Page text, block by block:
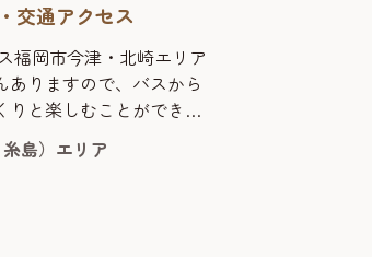
交通アクセス
福岡市今津・北崎エリア
ありますので、バスから
りと楽しむことができま
交通機関をご利用くだ
イナー（令和４年７月
神から乗り換えなく直
島）エリア